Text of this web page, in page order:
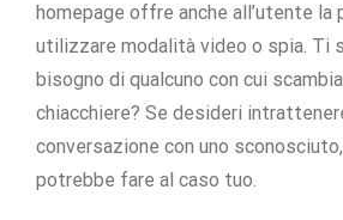
homepage offre anche all’utente
utilizzare modalità video o spia. Ti
bisogno di qualcuno con cui
chiacchiere? Se desideri
conversazione con uno
potrebbe fare al caso tuo.